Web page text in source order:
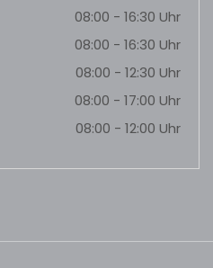
08:00 - 16:30 Uhr
08:00 - 16:30 Uhr
08:00 - 12:30 Uhr
08:00 - 17:00 Uhr
08:00 - 12:00 Uhr